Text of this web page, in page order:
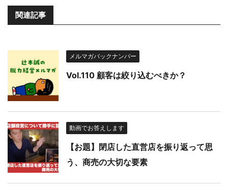
関連記事
メルマガバックナンバー
Vol.110 顧客は絞り込むべきか？
動画でお答えします
【お題】閉店した直営店を振り返って思
う、商売の大切な要素